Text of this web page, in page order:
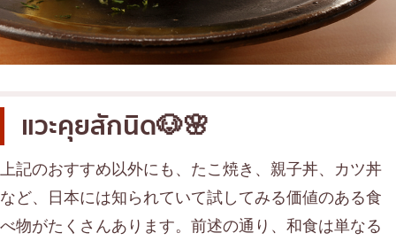
แวะคุยสักนิด🐶🌸
上記のおすすめ以外にも、たこ焼き、親子丼、カツ丼
など、日本には知られていて試してみる価値のある食
べ物がたくさんあります。前述の通り、和食は単なる